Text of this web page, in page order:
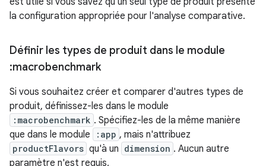
la configuration appropriée pour l'analyse comparative.
Définir les types de produit dans le module
:macrobenchmark
Si vous souhaitez créer et comparer d'autres types de
produit, définissez-les dans le module
:macrobenchmark . Spécifiez-les de la même manière
que dans le module
:app , mais n'attribuez
productFlavors qu'à un dimension . Aucun autre
paramètre n'est requis.